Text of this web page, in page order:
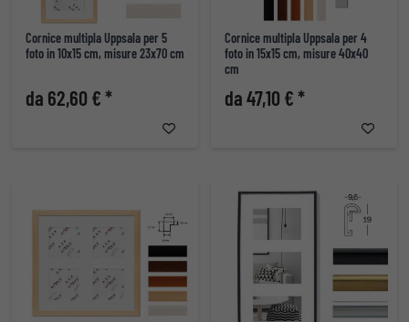
Cornice multipla Uppsala per 5
foto in 10x15 cm, misure 23x70 cm
da 62,60 € *
Cornice multipla Uppsala per 4
foto in 15x15 cm, misure 40x40
cm
da 47,10 € *